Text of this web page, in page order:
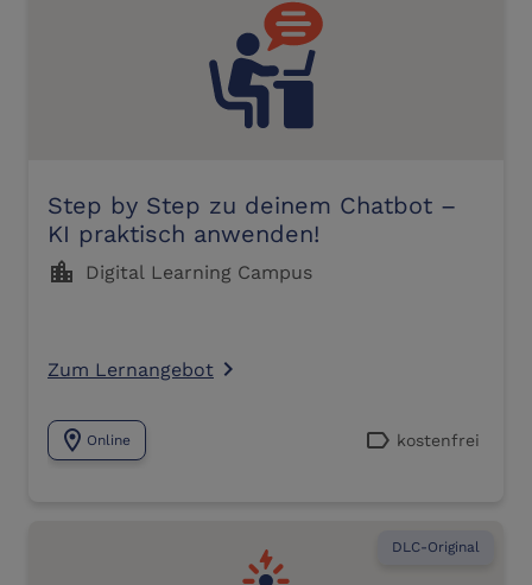
Step by Step zu deinem Chatbot –
KI praktisch anwenden!
location_city Digital Learning Campus
Zum Lernangebot navigate_next
location_on Online label kostenfrei
DLC-Original